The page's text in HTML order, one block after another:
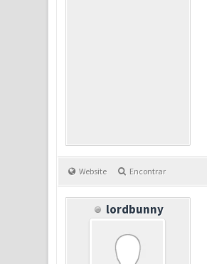
Website Encontrar
lordbunny